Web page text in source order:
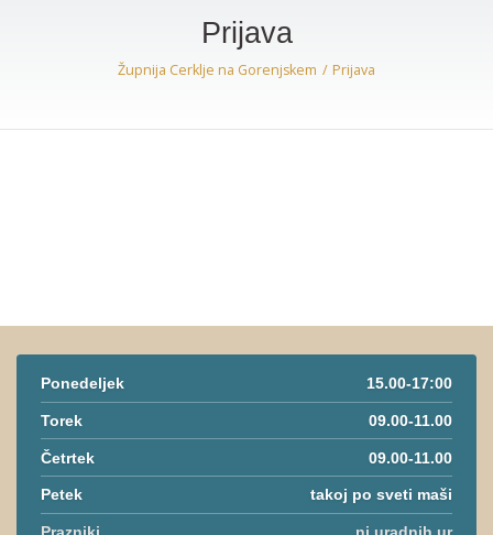
Prijava
Župnija Cerklje na Gorenjskem Prijava
Ponedeljek 15.00-17:00
Torek 09.00-11.00
Četrtek 09.00-11.00
Petek takoj po sveti maši